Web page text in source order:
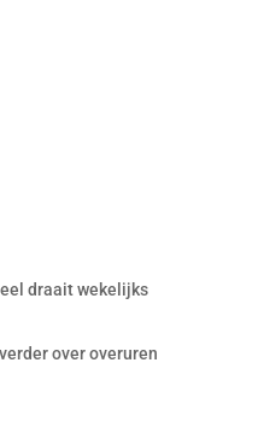
draait wekelijks
over overuren